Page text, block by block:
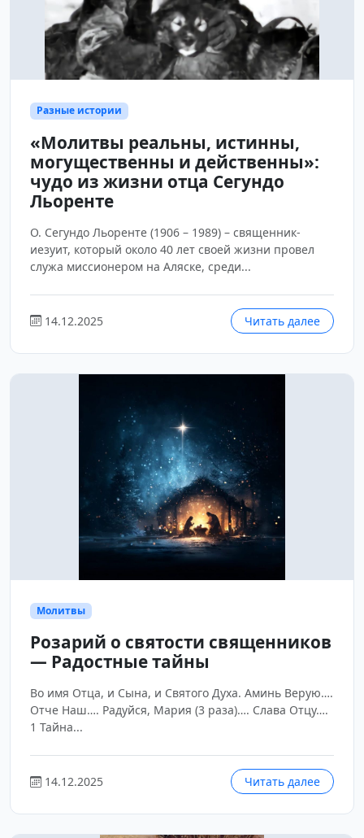
Разные истории
«Молитвы реальны, истинны,
могущественны и действенны»:
чудо из жизни отца Сегундо
Льоренте
О. Сегундо Льоренте (1906 – 1989) – священник-
иезуит, который около 40 лет своей жизни провел
служа миссионером на Аляске, среди...
14.12.2025 Читать далее
Молитвы
Розарий о святости священников
— Радостные тайны
Во имя Отца, и Сына, и Святого Духа. Аминь Верую….
Отче Наш…. Радуйся, Мария (3 раза)…. Слава Отцу….
1 Тайна...
14.12.2025 Читать далее